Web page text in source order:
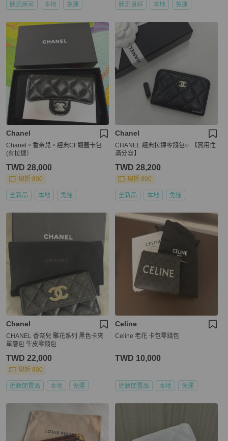
狀況尚可 本地 免運 狀況良好 本地 免運
Chanel
Chanel。香奈兒。經典CF翻蓋卡包
(有拉鏈）
TWD 28,000
現折 800
全新品 本地 免運
Chanel
CHANEL 經典拉鍊零錢包✨ 【實用性
滿分😍】
TWD 28,200
現折 800
全新品 本地 免運
Chanel
CHANEL 香奈兒 雕花系列 黑色卡夾
單層包 牛皮零錢包
TWD 22,000
現折 800
近新閒置品 本地 免運
Celine
Celine 老花 卡包零錢包
TWD 10,000
近新閒置品 本地 免運